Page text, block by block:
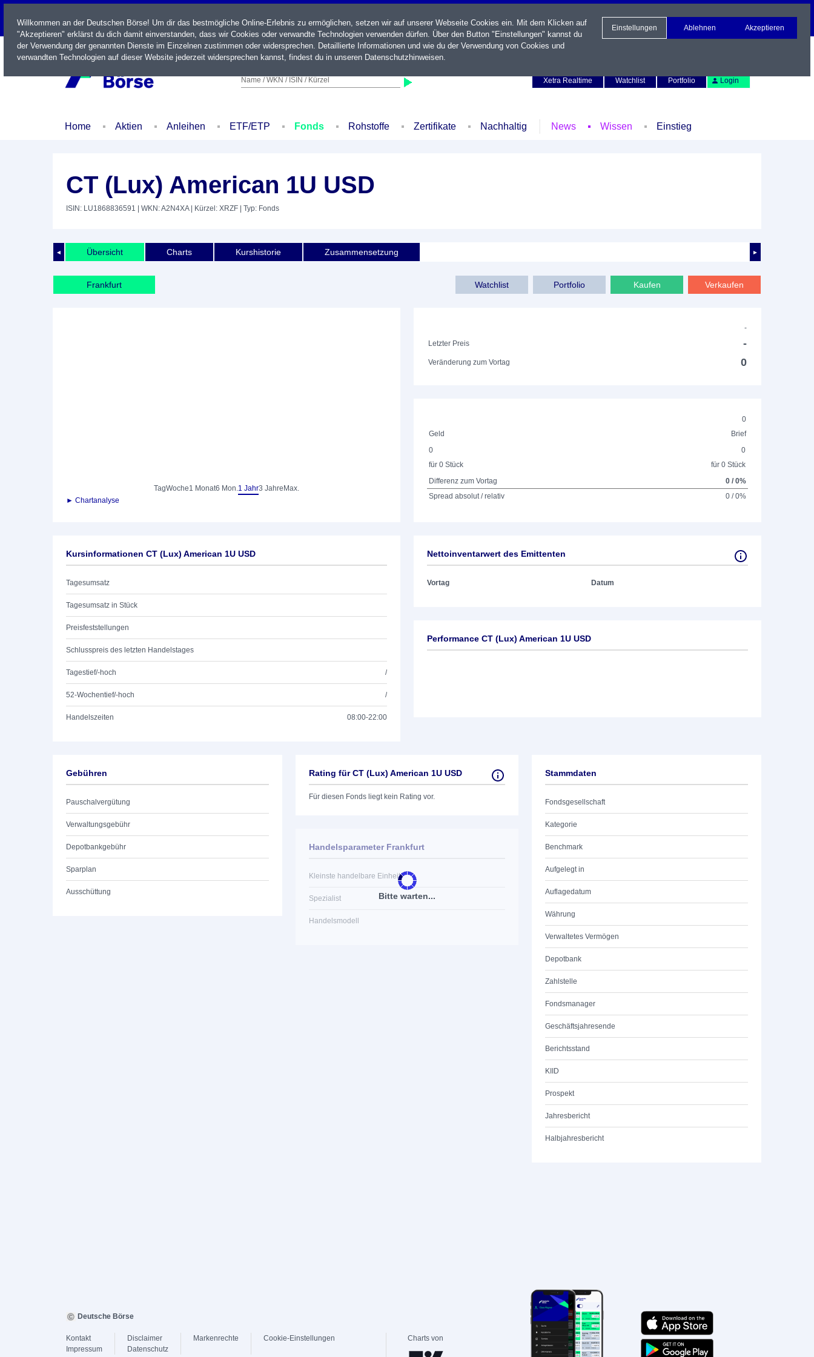
LIVE
Name / WKN / ISIN / Kürzel
Xetra Realtime
Watchlist Portfolio Login
Home Aktien Anleihen ETF/ETP Fonds Rohstoffe Zertifikate Nachhaltig News Wissen Einstieg
CT (Lux) American 1U USD
ISIN: LU1868836591 | WKN: A2N4XA| Kürzel: XRZF | Typ: Fonds
◄ ►
Übersicht Charts Kurshistorie Zusammensetzung
Frankfurt Verkaufen
Kaufen
Portfolio
Watchlist
TagWoche1 Monat6 Mon.1 Jahr3 Jahre Max.
► Chartanalyse
-
Letzter Preis
-
Veränderung zum Vortag 0
0
Geld
Brief
0
für 0 Stück
0
für 0 Stück
Differenz zum Vortag
0 / 0%
Spread absolut / relativ
0 / 0%
Kursinformationen CT (Lux) American 1U USD
Tagesumsatz
Tagesumsatz in Stück
Preisfeststellungen
Schlusspreis des letzten Handelstages
Tagestief/-hoch /
52-Wochentief/-hoch /
Handelszeiten 08:00-22:00
Nettoinventarwert des Emittenten
Vortag Datum
Performance CT (Lux) American 1U USD
Gebühren
Pauschalvergütung
Verwaltungsgebühr
Depotbankgebühr
Sparplan
Ausschüttung
Rating für CT (Lux) American 1U USD
Für diesen Fonds liegt kein Rating vor.
Bitte warten...
Handelsparameter Frankfurt
Kleinste handelbare Einheit
Spezialist
Handelsmodell
Stammdaten
Fondsgesellschaft
Kategorie
Benchmark
Aufgelegt in
Auflagedatum
Währung
Verwaltetes Vermögen
Depotbank
Zahlstelle
Fondsmanager
Geschäftsjahresende
Berichtsstand
KIID
Prospekt
Jahresbericht
Halbjahresbericht
Willkommen an der Deutschen Börse! Um dir das bestmögliche Online-Erlebnis zu ermöglichen, setzen wir auf unserer Webseite Cookies ein. Mit dem Klicken auf
"Akzeptieren" erklärst du dich damit einverstanden, dass wir Cookies oder verwandte Technologien verwenden dürfen. Über den Button "Einstellungen" kannst du
der Verwendung der genannten Dienste im Einzelnen zustimmen oder widersprechen. Detaillierte Informationen und wie du der Verwendung von Cookies und
verwandten Technologien auf dieser Website jederzeit widersprechen kannst, findest du in unseren Datenschutzhinweisen.
Einstellungen Ablehnen Akzeptieren
Deutsche Börse
Kontakt
Impressum
Disclaimer
Datenschutz
Markenrechte Cookie-Einstellungen Charts von